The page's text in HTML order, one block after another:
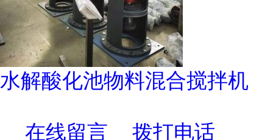
水解酸化池物料混合搅拌机
在线留言 拨打电话